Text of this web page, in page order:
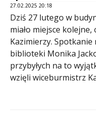
27.02.2025 20:18
Dziś 27 lutego w
miało miejsce
Kazimierzy.
biblioteki Monika
przybyłych na to
wzięli wiceburmistrz